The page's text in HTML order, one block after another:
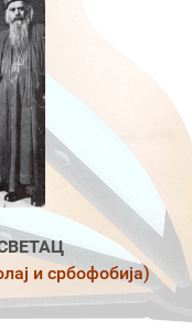
и србофобија)